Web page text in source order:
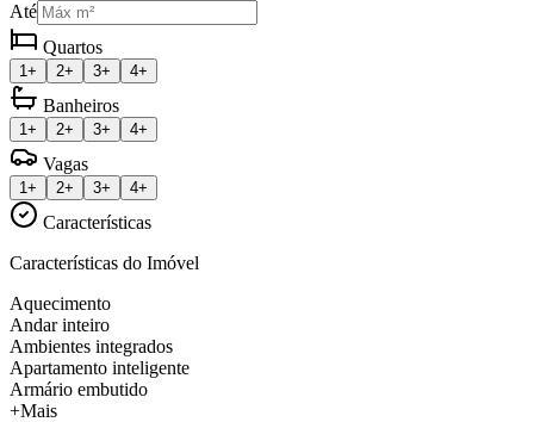
Até
Quartos
1+ 2+ 3+ 4+
Banheiros
1+ 2+ 3+ 4+
Vagas
1+ 2+ 3+ 4+
Características
Características do Imóvel
Aquecimento
Andar inteiro
Ambientes integrados
Apartamento inteligente
Armário embutido
+Mais